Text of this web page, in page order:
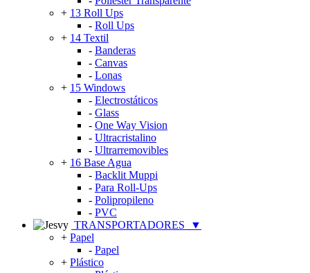
+ 13 Roll Ups
- Roll Ups
+ 14 Textil
- Banderas
- Canvas
- Lonas
+ 15 Windows
- Electrostáticos
- Glass
- One Way Vision
- Ultracristalino
- Ultrarremovibles
+ 16 Base Agua
- Backlit Muppi
- Para Roll-Ups
- Polipropileno
- PVC
TRANSPORTADORES
▼
+ Papel
- Papel
+ Plástico